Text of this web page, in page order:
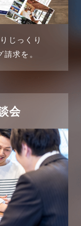
じっくり
求を。
会